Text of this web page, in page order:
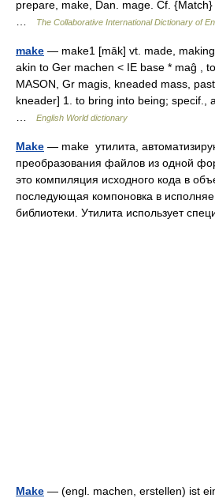
prepare, make, Dan. mage. Cf.
The Collaborative International Dictionary of
make — make1 [māk] vt. made,
akin to Ger machen < IE base * maĝ ,
MASON, Gr magis, kneaded mass,
kneader] 1. to bring into being; specif.,
English World dictionary
Make — make утилита,
преобразования файлов из одной
это компиляция исходного кода в
последующая компоновка в
библиотеки. Утилита использует
Make — (engl. machen, erstellen) ist